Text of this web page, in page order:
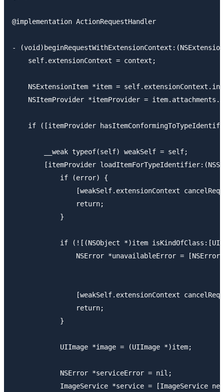
@implementation ActionRequestHandler
-
    self.extensionContext = context;
NSExtensionItem *item =
NSItemProvider *itemProvider =
if ([itemProvider
        __weak typeof(self) weakSelf = self;
[itemProvider
            if (error) {
[weakSelf.extensionContext
                return;
            }
if (![(NSObject *)item
NSError *unavailableError =
[weakSelf.extensionContext
                return;
            }
            UIImage *image = (UIImage *)item;
            NSError *serviceError = nil;
ImageService *service = [ImageService